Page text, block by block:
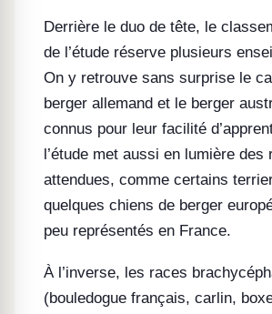
Derrière le duo de tête, le
de l’étude réserve plusieurs
On y retrouve sans surprise le
berger allemand et le berger
connus pour leur facilité
l’étude met aussi en lumière des
attendues, comme certains
quelques chiens de berger
peu représentés en France.
À l’inverse, les races
(bouledogue français, carlin,